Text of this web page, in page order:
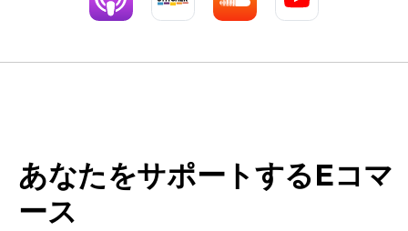
あなたをサポートするEコマ
ース